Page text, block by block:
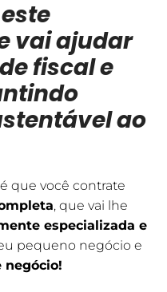
vai ajudar
fiscal e
ao
que você contrate
, que vai lhe
especializada e
pequeno negócio e
negócio!